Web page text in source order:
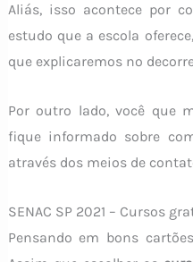
Aliás, isso acontece por
estudo que a escola
que explicaremos no
Por outro lado, você que
fique informado sobre
através dos meios de
SENAC SP 2021 – Cursos
Pensando em bons